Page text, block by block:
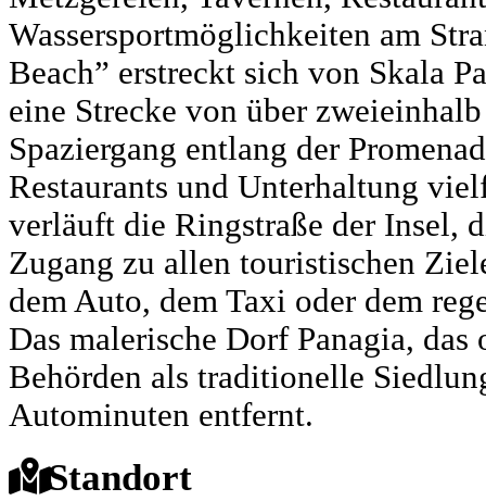
Wassersportmöglichkeiten am
Beach” erstreckt sich von Skala
eine Strecke von über
Spaziergang entlang der
Restaurants und Unterhaltung
verläuft die Ringstraße der Insel,
Zugang zu allen touristischen
dem Auto, dem Taxi oder dem
Das malerische Dorf Panagia,
Behörden als traditionelle
Autominuten entfernt.
Standort